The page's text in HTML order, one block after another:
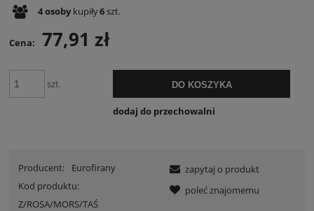
4osoby kupiły6szt.
Cena: 77,91 zł
szt. DO KOSZYKA
dodaj do przechowalni
Producent:
Eurofirany
Kod produktu:
Z/ROSA/MORS/TAŚ
zapytaj o produkt
poleć znajomemu